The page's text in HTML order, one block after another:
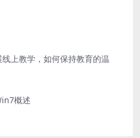
上教学，如何保持教育的温
概述